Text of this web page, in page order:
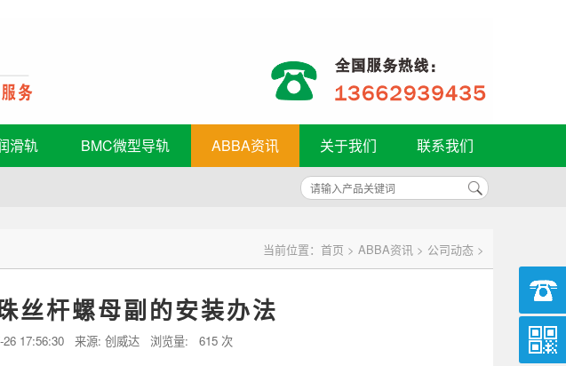
滑轨 BMC微型导轨 ABBA资讯 关于我们 联系我们
当前位置： 首页 > ABBA资讯 > 公司动态 >
丝杆螺母副的安装办法
26 17:56:30 来源: 创威达 浏览量: 615 次